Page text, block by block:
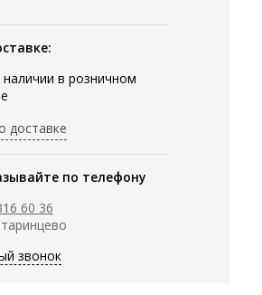
в розничном
доставке
по телефону
60 36
звонок